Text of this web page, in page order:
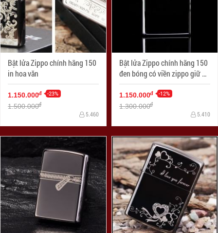
Bật lửa Zippo chính hãng 150
in hoa văn
1.150.000đ -23%
1.500.000đ
5.460
Bật lửa Zippo chính hãng 150
đen bóng có viền zippo giữ 2
nắp
1.150.000đ -12%
1.300.000đ
5.410